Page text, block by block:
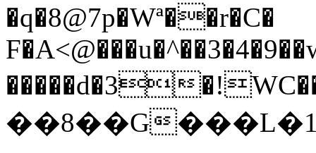
�q�8@7p�Wª��r�C�
�����d�3
��8��G